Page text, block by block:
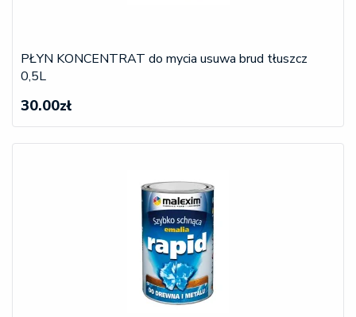
PŁYN KONCENTRAT do mycia usuwa brud tłuszcz
0,5L
30.00zł